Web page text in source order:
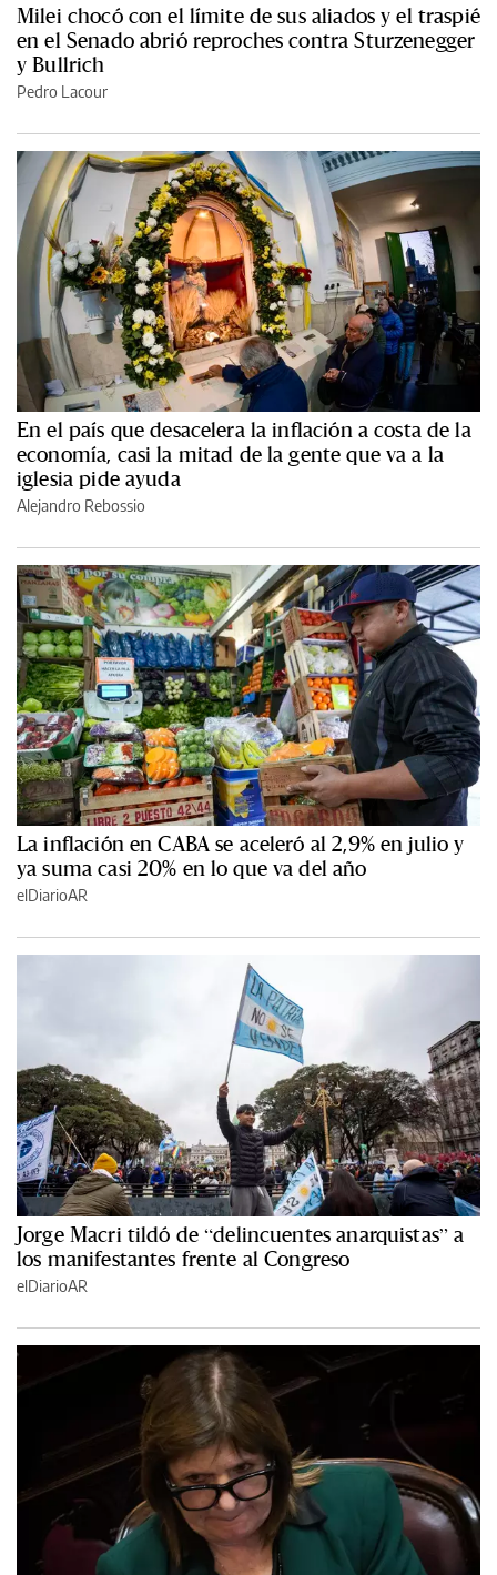
Milei chocó con el límite de sus aliados y el traspié
en el Senado abrió reproches contra Sturzenegger
y Bullrich
Pedro Lacour
En el país que desacelera la inflación a costa de la
economía, casi la mitad de la gente que va a la
iglesia pide ayuda
Alejandro Rebossio
La inflación en CABA se aceleró al 2,9% en julio y
ya suma casi 20% en lo que va del año
elDiarioAR
Jorge Macri tildó de “delincuentes anarquistas” a
los manifestantes frente al Congreso
elDiarioAR